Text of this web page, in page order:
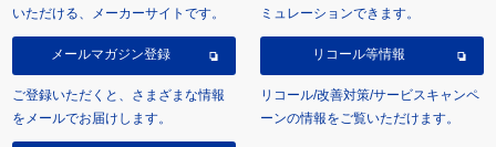
いただける、メーカーサイトです。
ミュレーションできます。
メールマガジン登録
ご登録いただくと、さまざまな情報
をメールでお届けします。
リコール等情報
リコール/改善対策/サービスキャンペ
ーンの情報をご覧いただけます。